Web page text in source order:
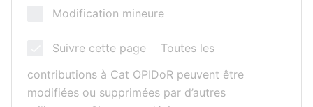
Modification mineure
Suivre cette page
Toutes les
contributions à Cat OPIDoR peuvent être
modifiées ou supprimées par d’autres